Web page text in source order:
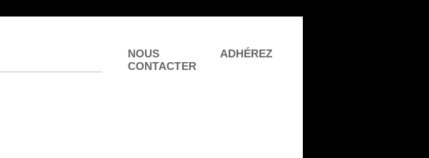
NOUS
CONTACTER
ADHÉREZ